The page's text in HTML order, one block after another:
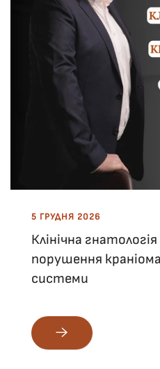
5 ГРУДНЯ 2026
Клінічна
порушення
системи